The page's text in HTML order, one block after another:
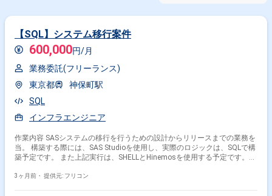
【SQL】システム移行案件
600,000円/月
業務委託(フリーランス)
東京都
神保町駅
SQL
インフラエンジニア
作業内容 SASシステムの移行を行うための設計からリリースまでの業務を
当。 構築する際には、SAS Studioを使用し、実際のロジックは、SQLで構
築予定です。 また上記実行は、SHELLとHinemosを使用する予定です。
3ヶ月前・ 提供元: フリコン